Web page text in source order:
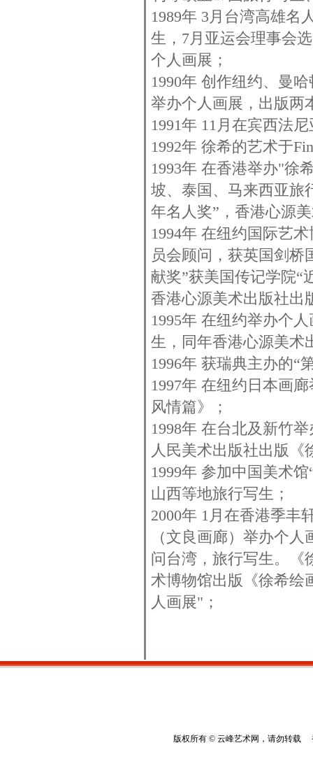
1989年 3月台湾高雄名
生，7月亚运会理事会
个人画展；
1990年 创作纽约、曼
举办个人画展，出版两
1991年 11月在宾西法
1992年 徐希的艺术于
1993年 在香港举办"徐
坡、泰国、马来西亚旅
年名人奖”，香港心源
1994年 在纽约国际艺
员会顾问，获英国剑桥
献奖”获美国传记学院“
香港心源美术出版社出
1995年 在纽约举办个
生，同年香港心源美术
1996年 获瑞典主办的“
1997年 在纽约日本画
风情篇》；
1998年 在台北及新竹
人民美术出版社出版《
1999年 参加中国美术
山西等地旅行写生；
2000年 1月在香港季丰
（文良画廊）举办个
问台湾，旅行写生。《
术博物馆出版《徐希绘
人画展"；
版权所有 © 云峰艺术网，请勿转载